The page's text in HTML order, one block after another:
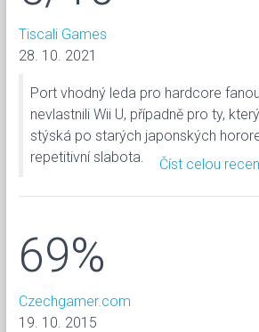
Tiscali Games
28. 10. 2021
Port vhodný leda pro hardcore
nevlastnili Wii U, případně pro ty,
stýská po starých japonských
repetitivní slabota.
Číst celou
69%
Czechgamer.com
19. 10. 2015